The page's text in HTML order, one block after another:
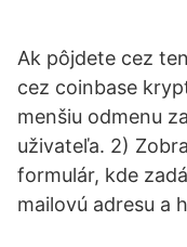
Ak pôjdete cez
cez coinbase
menšiu odmenu
uživateľa. 2)
formulár, kde
mailovú adresu a